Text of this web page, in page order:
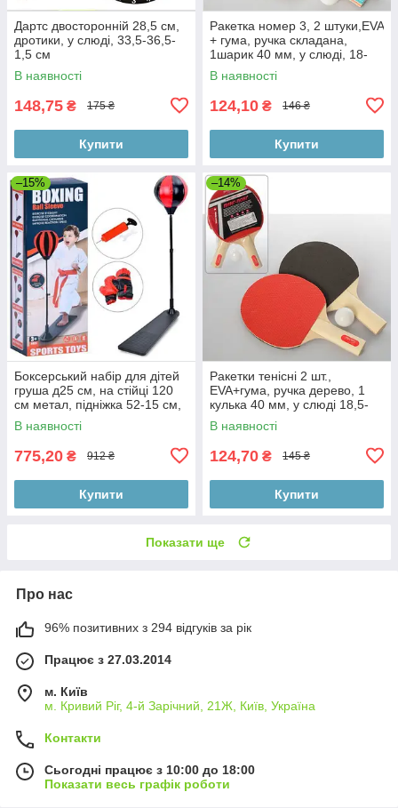
Дартс двосторонній 28,5 см,
дротики, у слюді, 33,5-36,5-
1,5 см
В наявності
148,75 ₴ 175 ₴
Купити
Ракетка номер 3, 2 штуки,EVA
+ гума, ручка складана,
1шарик 40 мм, у слюді, 18-
29-4 см
В наявності
124,10 ₴ 146 ₴
Купити
–15%
Боксерський набір для дітей
груша д25 см, на стійці 120
см метал, підніжка 52-15 см,
насос
В наявності
775,20 ₴ 912 ₴
Купити
–14%
Ракетки тенісні 2 шт.,
EVA+гума, ручка дерево, 1
кулька 40 мм, у слюді 18,5-
29-4 см
В наявності
124,70 ₴ 145 ₴
Купити
Показати ще
Про нас
96% позитивних з 294 відгуків за рік
Працює з 27.03.2014
м. Київ
м. Кривий Ріг, 4-й Зарічний, 21Ж, Київ, Україна
Контакти
Сьогодні працює з 10:00 до 18:00
Показати весь графік роботи